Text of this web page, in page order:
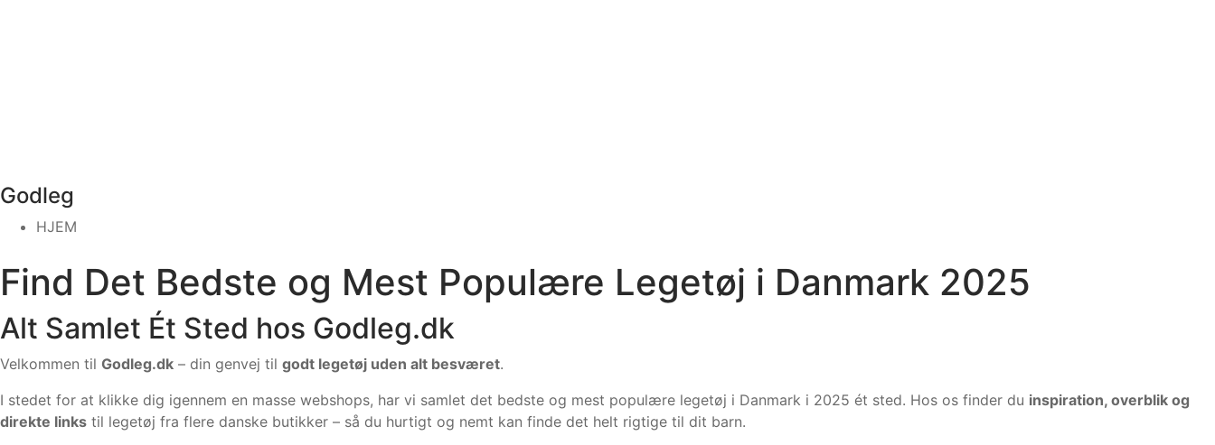
Godleg
HJEM
Find Det Bedste og Mest Populære Legetøj i Danmark 2025
Alt Samlet Ét Sted hos Godleg.dk
Velkommen til Godleg.dk – din genvej til godt legetøj uden alt besværet.
I stedet for at klikke dig igennem en masse webshops, har vi samlet det bedste og mest populære legetøj i Danmark i 2025 ét sted. Hos os finder du inspiration, overblik og
direkte links til legetøj fra flere danske butikker – så du hurtigt og nemt kan finde det helt rigtige til dit barn.